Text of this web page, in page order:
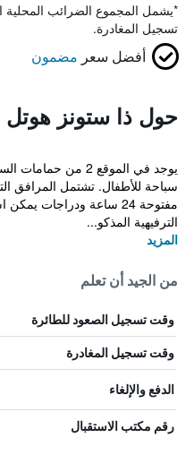
*يشمل المجموع الضرائب المحلية
تسجيل المغادرة.
أفضل سعر مضمون
حول ذا ستونز هوتل
يوجد في الموقع 2
سباحة للأطفال. تشتمل المرافق
مفتوحة 24 ساعة ودراجات
الترفيهية المذكو...
المزيد
من الجيد أن تعلم
وقت تسجيل الصعود للطائرة
وقت تسجيل المغادرة
الدفع والإلغاء
رقم مكتب الاستقبال